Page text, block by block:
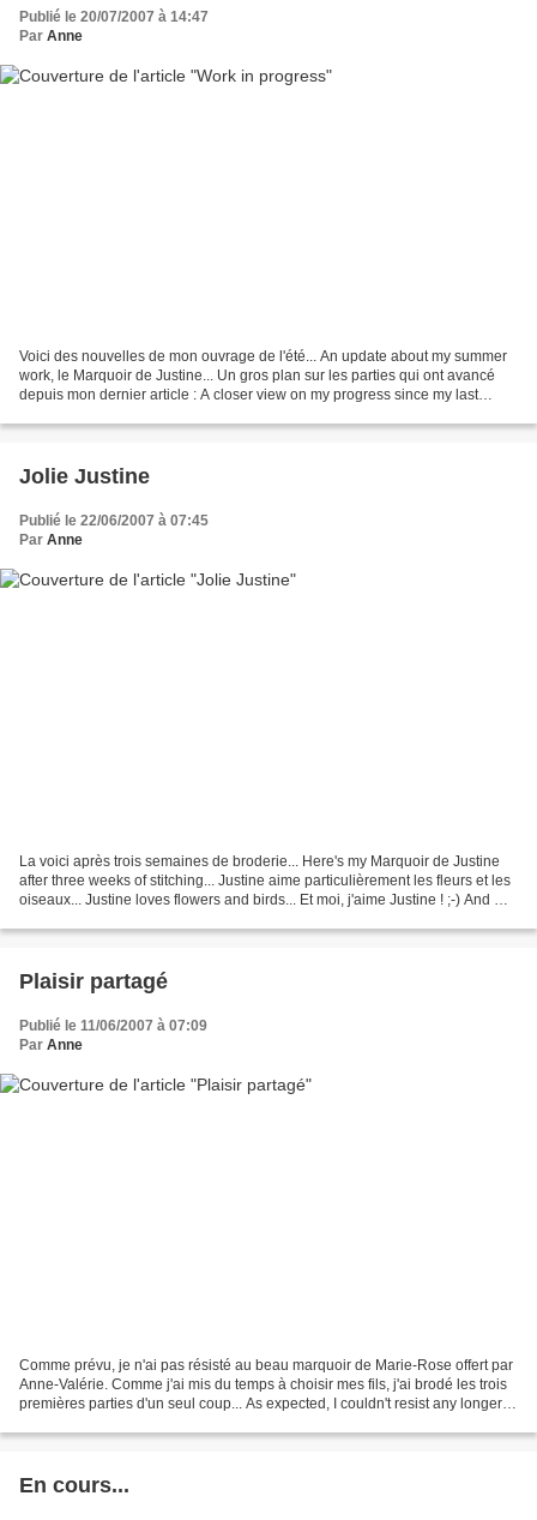
Publié le 20/07/2007 à 14:47
Par Anne
Voici des nouvelles de mon ouvrage de l'été... An update about my summer
work, le Marquoir de Justine... Un gros plan sur les parties qui ont avancé
depuis mon dernier article : A closer view on my progress since my last
Jolie Justine
Publié le 22/06/2007 à 07:45
Par Anne
La voici après trois semaines de broderie... Here's my Marquoir de Justine
after three weeks of stitching... Justine aime particulièrement les fleurs et les
oiseaux... Justine loves flowers and birds... Et moi, j'aime Justine ! ;-) And me,
Plaisir partagé
Publié le 11/06/2007 à 07:09
Par Anne
Comme prévu, je n'ai pas résisté au beau marquoir de Marie-Rose offert par
Anne-Valérie. Comme j'ai mis du temps à choisir mes fils, j'ai brodé les trois
premières parties d'un seul coup... As expected, I couldn't resist any longer to
En cours...